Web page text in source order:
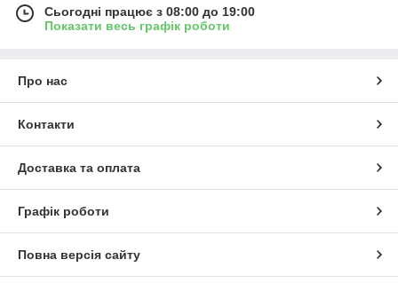
Сьогодні працює з 08:00 до 19:00
Показати весь графік роботи
Про нас
Контакти
Доставка та оплата
Графік роботи
Повна версія сайту